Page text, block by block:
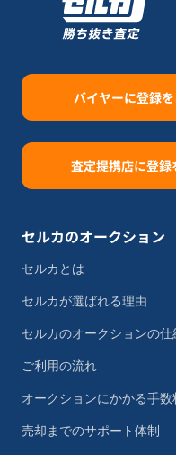
バイヤーに登録
査定提携店に登
セルカのオークション
セルカとは
セルカが選ばれる理由
セルカのオークションの仕
ご利用の流れ
オークションにかかる手数
売却までのサポート体制